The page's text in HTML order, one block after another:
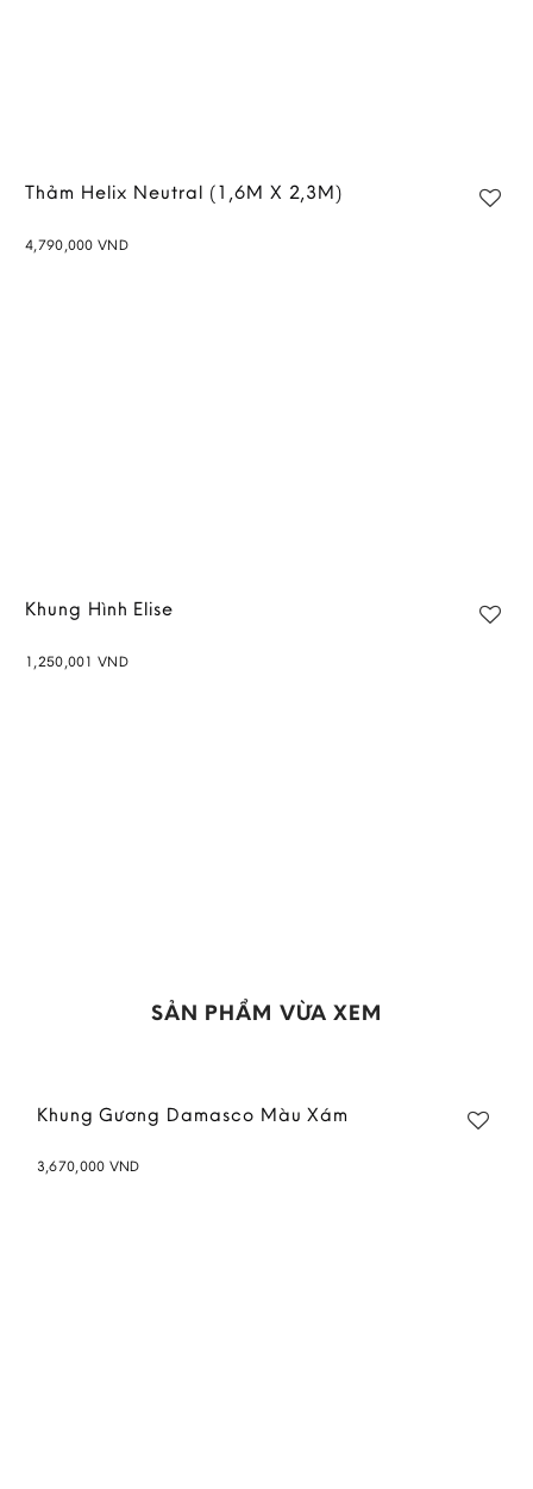
Thảm Helix Neutral (1,6M X 2,3M)
4,790,000 VND
Khung Hình Elise
1,250,001 VND
SẢN PHẨM VỪA XEM
Khung Gương Damasco Màu Xám
3,670,000 VND